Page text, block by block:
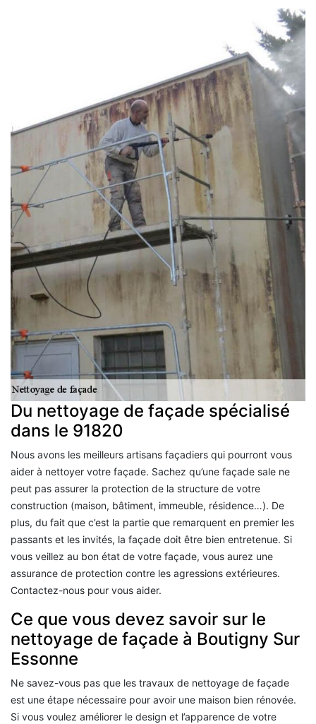
Du nettoyage de façade spécialisé
dans le 91820
Nous avons les meilleurs artisans façadiers qui pourront vous
aider à nettoyer votre façade. Sachez qu’une façade sale ne
peut pas assurer la protection de la structure de votre
construction (maison, bâtiment, immeuble, résidence…). De
plus, du fait que c’est la partie que remarquent en premier les
passants et les invités, la façade doit être bien entretenue. Si
vous veillez au bon état de votre façade, vous aurez une
assurance de protection contre les agressions extérieures.
Contactez-nous pour vous aider.
Ce que vous devez savoir sur le
nettoyage de façade à Boutigny Sur
Essonne
Ne savez-vous pas que les travaux de nettoyage de façade
est une étape nécessaire pour avoir une maison bien rénovée.
Si vous voulez améliorer le design et l’apparence de votre